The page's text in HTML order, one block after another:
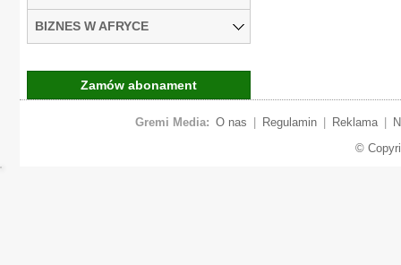
BIZNES W AFRYCE
Zamów abonament
Gremi Media: O nas Regulamin Reklama
©